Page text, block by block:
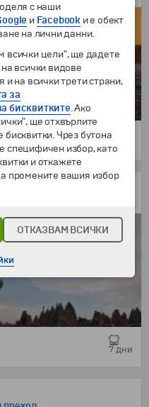
7 дни
с наши
и Facebook и е обект
на лични данни.
всички цели", ще дадете
всички видове
и на всички трети страни,
за
бисквитките. Ако
ще отхвърлите
бисквитки. Чрез бутона
специфичен избор, като
и откажете
промените вашия избор
ОТКАЗВАМ ВСИЧКИ